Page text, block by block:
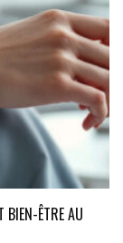
BIEN-ÊTRE AU